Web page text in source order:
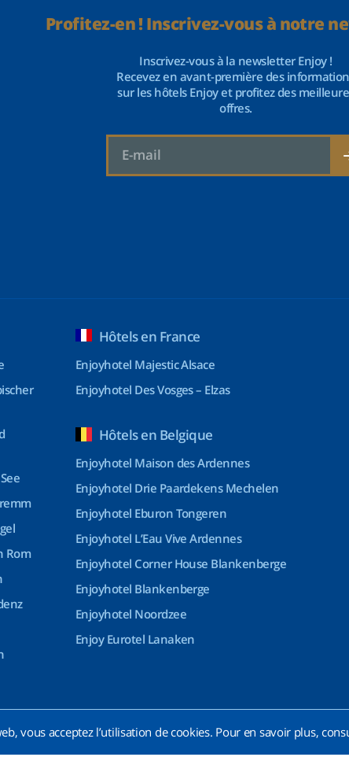
vous acceptez l’utilisation de cookies. Pour en savoir plus,
Profitez-en ! Inscrivez-vous à notre
Inscrivez-vous à la newsletter Enjoy !
Recevez en avant-première des
sur les hôtels Enjoy et profitez des
offres.
Rom
Hôtels en France
Enjoyhotel Majestic Alsace
Enjoyhotel Des Vosges – Elzas
Hôtels en Belgique
Enjoyhotel Maison des Ardennes
Enjoyhotel Drie Paardekens Mechelen
Enjoyhotel Eburon Tongeren
Enjoyhotel L’Eau Vive Ardennes
Enjoyhotel Corner House Blankenberge
Enjoyhotel Blankenberge
Enjoyhotel Noordzee
Enjoy Eurotel Lanaken